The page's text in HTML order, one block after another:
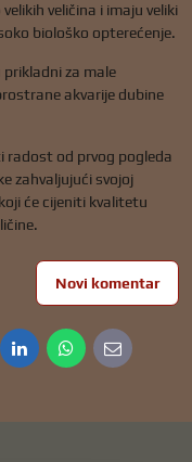
veličina i imaju veliki
biološko opterećenje.
za male
akvarije dubine
radost od prvog pogleda
zahvaljujući svojoj
će cijeniti kvalitetu
Novi komentar
LinkedInWhatsApp
E-
mail